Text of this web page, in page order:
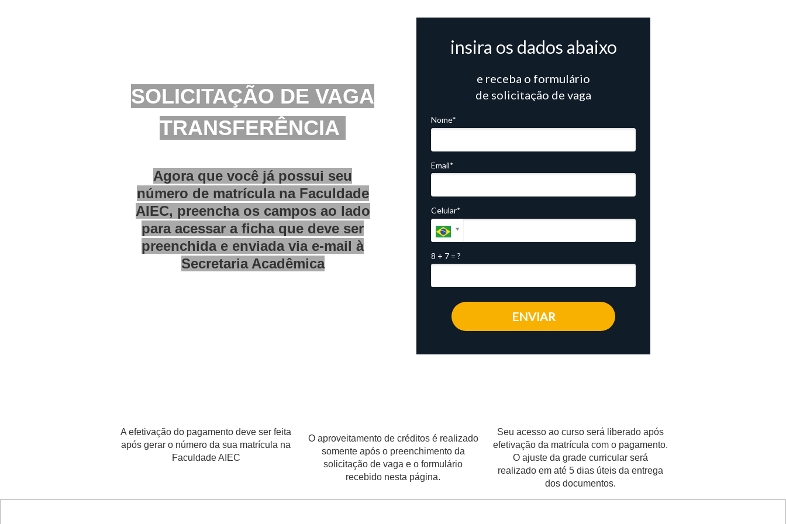
SOLICITAÇÃO DE VAGA
TRANSFERÊNCIA
Agora que você já possui seu
número de matrícula na Faculdade
AIEC, preencha os campos ao lado
para acessar a ficha que deve ser
preenchida e enviada via e-mail à
Secretaria Acadêmica
insira os dados abaixo
e receba o formulário
de solicitação de vaga
Nome*
Email*
Celular*
8 + 7 = ?
ENVIAR
A efetivação do pagamento deve ser feita
após gerar o número da sua matrícula na
Faculdade AIEC
O aproveitamento de créditos é realizado
somente após o preenchimento da
solicitação de vaga e o formulário
recebido nesta página.
Seu acesso ao curso será liberado após
efetivação da matrícula com o pagamento.
O ajuste da grade curricular será
realizado em até 5 dias úteis da entrega
dos documentos.